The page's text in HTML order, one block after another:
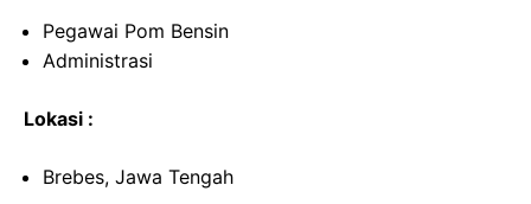
Pegawai Pom Bensin
Administrasi
Lokasi :
Brebes, Jawa Tengah